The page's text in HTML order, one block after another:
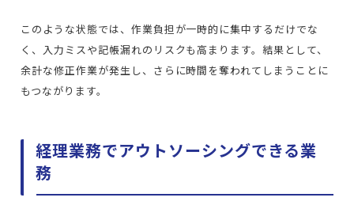
このような状態では、作業負担が一時的に集中するだけでな
く、入力ミスや記帳漏れのリスクも高まります。結果として、
余計な修正作業が発生し、さらに時間を奪われてしまうことに
もつながります。
経理業務でアウトソーシングできる業
務